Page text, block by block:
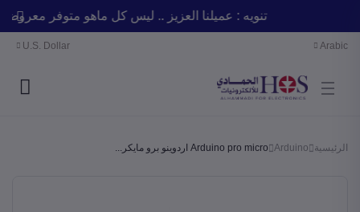
تنويه : عميلنا العزيز .. ليس كل ماهو متوفر
Arabic
U.S. Dollar
الرئيسية Arduino Arduino pro micro اردوينو برو مايكر...